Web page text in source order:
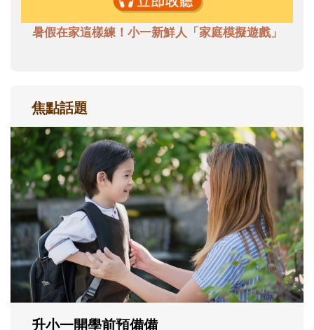
暑假在家這樣練！小一新鮮人「家庭模擬遊戲」
焦點話題
和孩子一起長大的那個男人│讀懂父親的
不同模樣
沒有人天生就擅長當爸爸！男人總是在一次
次「前所未有」的體驗中，跟著孩子一起長
大。從給予安全感的肢體遊戲，到獨立自
主、角色認同及解決問題的能力養成。爸爸
正嘗試用不同的模樣，參與孩子每個重要的